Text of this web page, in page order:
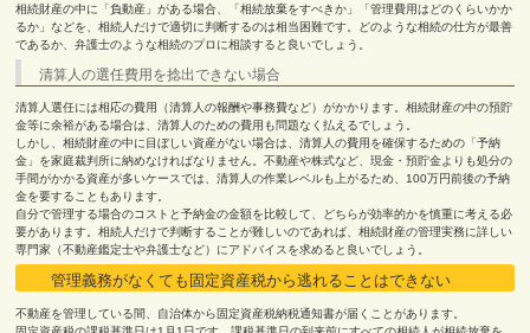
相続財産の中に「負動産」がある場合、「相続放棄をすべきか」「管理費用はどのくらいかか
るか」などを、相続人だけで適切に判断するのは相当困難です。どのような相続の仕方が最善
であるか、弁護士のような相続のプロに相談すると良いでしょう。
清算人の選任費用を捻出できない場合
清算人選任には相応の費用（清算人の報酬や事務費など）がかかります。相続財産の中の預貯
金等に余裕がある場合は、清算人のための費用も問題なく払えるでしょう。
しかし、相続財産の中に目ぼしい資産がない場合は、清算人の費用を確保するための「予納
金」を家庭裁判所に納めなければなりません。不動産や株式など、現金・預貯金よりも処分の
手間がかかる資産が多いケースでは、清算人の作業レベルも上がるため、100万円前後の予納
金を要することもあります。
自分で管理する場合のコストと予納金の金額を比較して、どちらが効率的かを慎重に考える必
要があります。相続人だけで判断することが難しいのであれば、相続財産の管理実務に詳しい
専門家（不動産鑑定士や弁護士など）にアドバイスを求めると良いでしょう。
管理義務がなくても固定資産税から逃れることはできない
不動産を管理している間、自治体から固定資産税納税通知書が届くことがあります。